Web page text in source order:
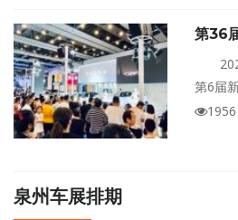
距离接
在，
伦的车
获。
第36
第6届
称："
1956
泉州车展排期